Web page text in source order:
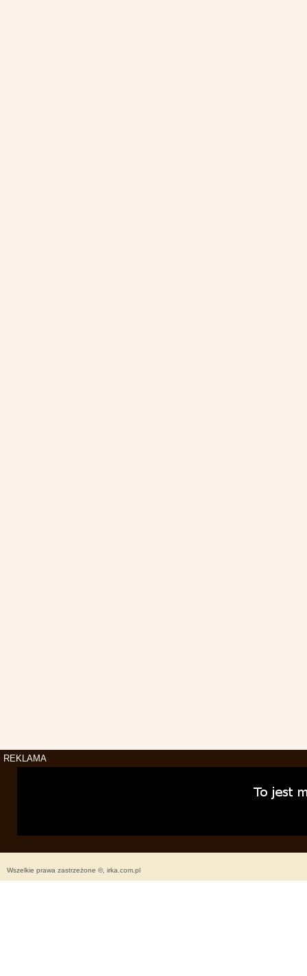
REKLAMA
Wszelkie prawa zastrzeżone ©, irka.com.pl